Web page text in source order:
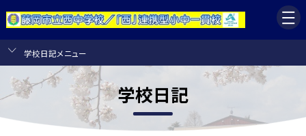
学校日記メニュー
学校日記